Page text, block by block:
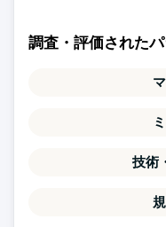
調査・評価された
技術